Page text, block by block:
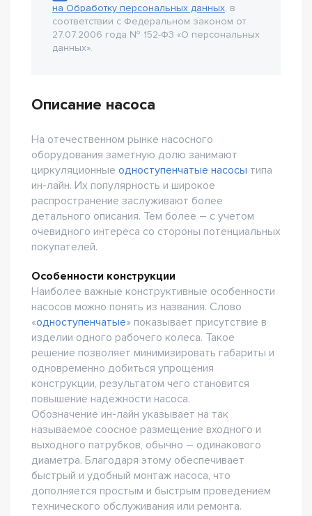
на Обработку персональных данных, в
соответствии с Федеральном законом от
27.07.2006 года № 152-Ф3 «О персональных
данных».
Описание насоса
На отечественном рынке насосного
оборудования заметную долю занимают
циркуляционные одноступенчатые насосы типа
ин-лайн. Их популярность и широкое
распространение заслуживают более
детального описания. Тем более – с учетом
очевидного интереса со стороны потенциальных
покупателей.
Особенности конструкции
Наиболее важные конструктивные особенности
насосов можно понять из названия. Слово
«одноступенчатые» показывает присутствие в
изделии одного рабочего колеса. Такое
решение позволяет минимизировать габариты и
одновременно добиться упрощения
конструкции, результатом чего становится
повышение надежности насоса.
Обозначение ин-лайн указывает на так
называемое соосное размещение входного и
выходного патрубков, обычно – одинакового
диаметра. Благодаря этому обеспечивает
быстрый и удобный монтаж насоса, что
дополняется простым и быстрым проведением
технического обслуживания или ремонта.